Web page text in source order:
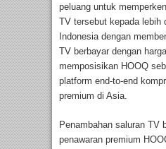
peluang untuk
TV tersebut kepada lebih
Indonesia dengan
TV berbayar dengan
memposisikan HOOQ
platform end-to-end
premium di Asia.
Penambahan saluran TV
penawaran premium